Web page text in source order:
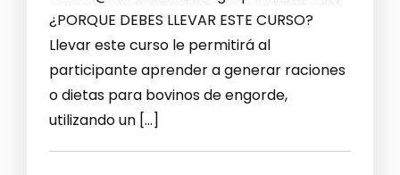
¿PORQUE DEBES LLEVAR ESTE CURSO?
Llevar este curso le permitirá al
participante aprender a generar raciones
o dietas para bovinos de engorde,
utilizando un […]